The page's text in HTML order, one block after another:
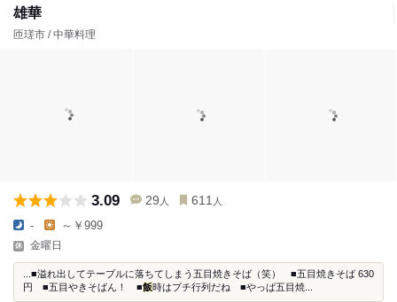
雄華
匝瑳市 / 中華料理
3.09 29 人 611 人
- ～￥999
金曜日
...■溢れ出してテーブルに落ちてしまう五目焼きそば（笑） ■五目焼きそば 630
円 ■五目やきそばん！ ■飯時はプチ行列だね ■やっぱ五目焼...